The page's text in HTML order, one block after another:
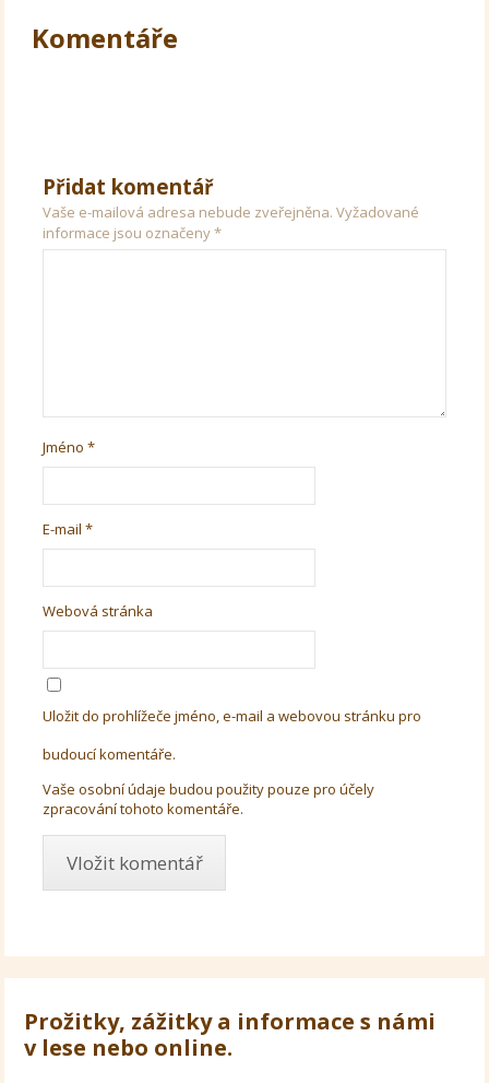
Komentáře
Přidat komentář
Vaše e-mailová adresa nebude zveřejněna. Vyžadované
informace jsou označeny*
Jméno*
E-mail*
Webová stránka
Uložit do prohlížeče jméno, e-mail a webovou stránku pro
budoucí komentáře.
Vaše osobní údaje budou použity pouze pro účely
zpracování tohoto komentáře.
Prožitky, zážitky a informace s námi
v lese nebo online.